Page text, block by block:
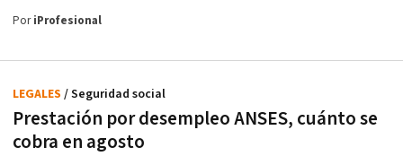
PoriProfesional
Prestación por desempleo ANSES, cuánto se
cobra en agosto
LEGALES / Seguridad social